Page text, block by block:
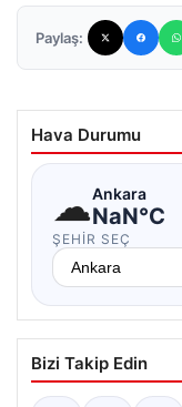
Paylaş:
Hava Durumu
☁Ankara
NaN°C
ŞEHIR SEÇ
Bizi Takip Edin